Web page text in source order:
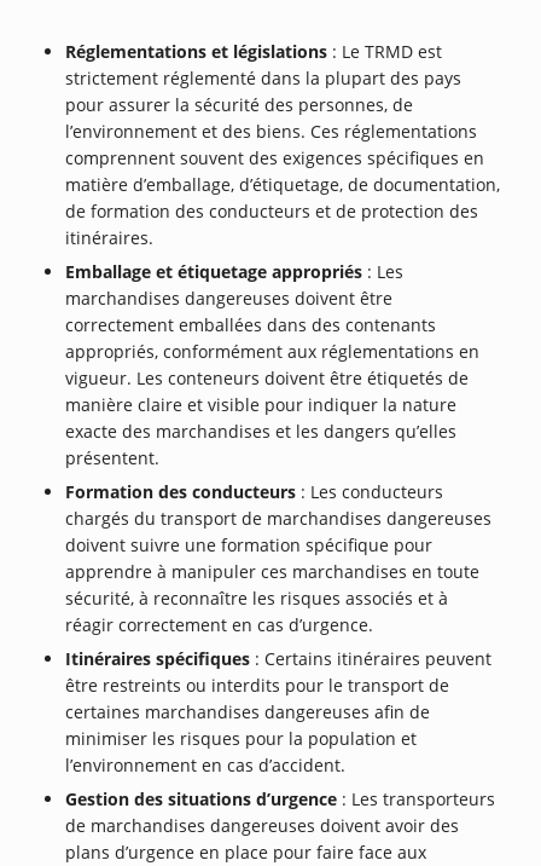
Réglementations et législations : Le TRMD est
strictement réglementé dans la plupart des pays
pour assurer la sécurité des personnes, de
l’environnement et des biens. Ces réglementations
comprennent souvent des exigences spécifiques en
matière d’emballage, d’étiquetage, de documentation,
de formation des conducteurs et de protection des
itinéraires.
Emballage et étiquetage appropriés : Les
marchandises dangereuses doivent être
correctement emballées dans des contenants
appropriés, conformément aux réglementations en
vigueur. Les conteneurs doivent être étiquetés de
manière claire et visible pour indiquer la nature
exacte des marchandises et les dangers qu’elles
présentent.
Formation des conducteurs : Les conducteurs
chargés du transport de marchandises dangereuses
doivent suivre une formation spécifique pour
apprendre à manipuler ces marchandises en toute
sécurité, à reconnaître les risques associés et à
réagir correctement en cas d’urgence.
Itinéraires spécifiques : Certains itinéraires peuvent
être restreints ou interdits pour le transport de
certaines marchandises dangereuses afin de
minimiser les risques pour la population et
l’environnement en cas d’accident.
Gestion des situations d’urgence : Les transporteurs
de marchandises dangereuses doivent avoir des
plans d’urgence en place pour faire face aux